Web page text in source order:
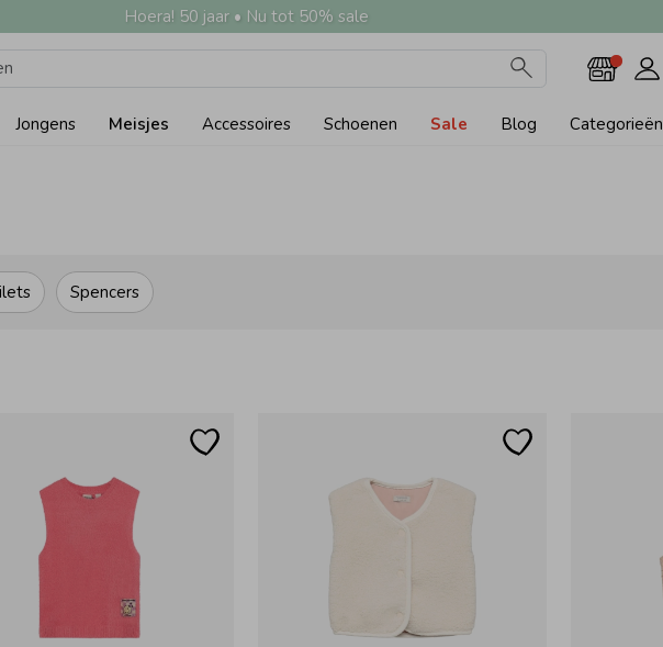
Hoera! 50 jaar • Nu tot 50% sale
Jongens Meisjes Accessoires Schoenen Sale Blog Categorieën
Spencers